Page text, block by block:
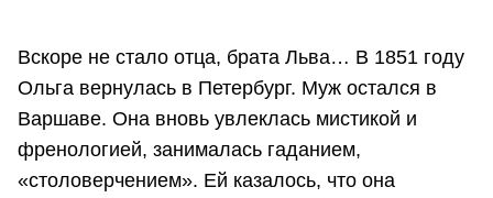
Вскоре не стало отца, брата Льва… В 1851 году
Ольга вернулась в Петербург. Муж остался в
Варшаве. Она вновь увлеклась мистикой и
френологией, занималась гаданием,
«столоверчением». Ей казалось, что она